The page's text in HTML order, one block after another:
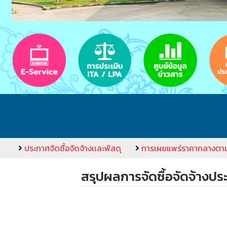
ประกาศจัดชื้อจัดจ้างเเละพัสดุ การเผยแพร่ราคากลางต
สรุปผลการจัดซื้อจัดจ้างปร